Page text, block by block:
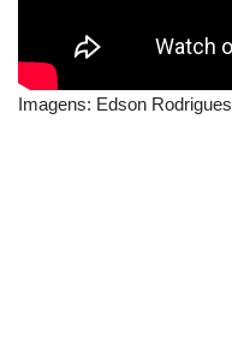
Imagens: Edson Rodrigues